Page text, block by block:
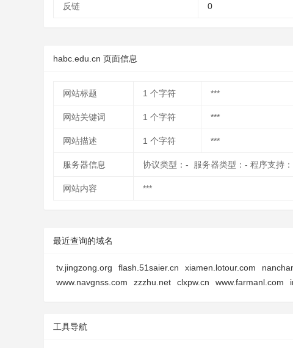
反链 0
habc.edu.cn 页面信息
网站标题 1 个字符 ***
网站关键词 1 个字符 ***
网站描述 1 个字符 ***
服务器信息 协议类型：- 服务器类型：- 程序支持
网站内容 ***
最近查询的域名
tv.jingzong.org flash.51saier.cn xiamen.lotour.com
www.navgnss.com
zzzhu.net clxpw.cn www.farmanl.com
工具导航